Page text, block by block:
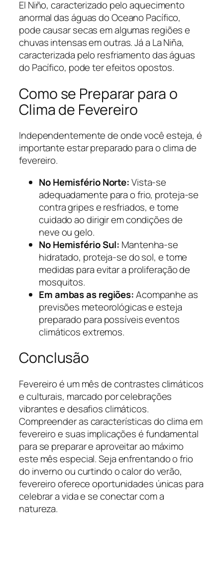
El Niño, caracterizado pelo aquecimento
anormal das águas do Oceano Pacífico,
pode causar secas em algumas regiões e
chuvas intensas em outras. Já a La Niña,
caracterizada pelo resfriamento das águas
do Pacífico, pode ter efeitos opostos.
Como se Preparar para o
Clima de Fevereiro
Independentemente de onde você esteja, é
importante estar preparado para o clima de
fevereiro.
No Hemisfério Norte:Vista-se
adequadamente para o frio, proteja-se
contra gripes e resfriados, e tome
cuidado ao dirigir em condições de
neve ou gelo.
No Hemisfério Sul: Mantenha-se
hidratado, proteja-se do sol, e tome
medidas para evitar a proliferação de
mosquitos.
Em ambas as regiões:Acompanhe as
previsões meteorológicas e esteja
preparado para possíveis eventos
climáticos extremos.
Conclusão
Fevereiro é um mês de contrastes climáticos
e culturais, marcado por celebrações
vibrantes e desafios climáticos.
Compreender as características do clima em
fevereiro e suas implicações é fundamental
para se preparar e aproveitar ao máximo
este mês especial. Seja enfrentando o frio
do inverno ou curtindo o calor do verão,
fevereiro oferece oportunidades únicas para
celebrar a vida e se conectar com a
natureza.